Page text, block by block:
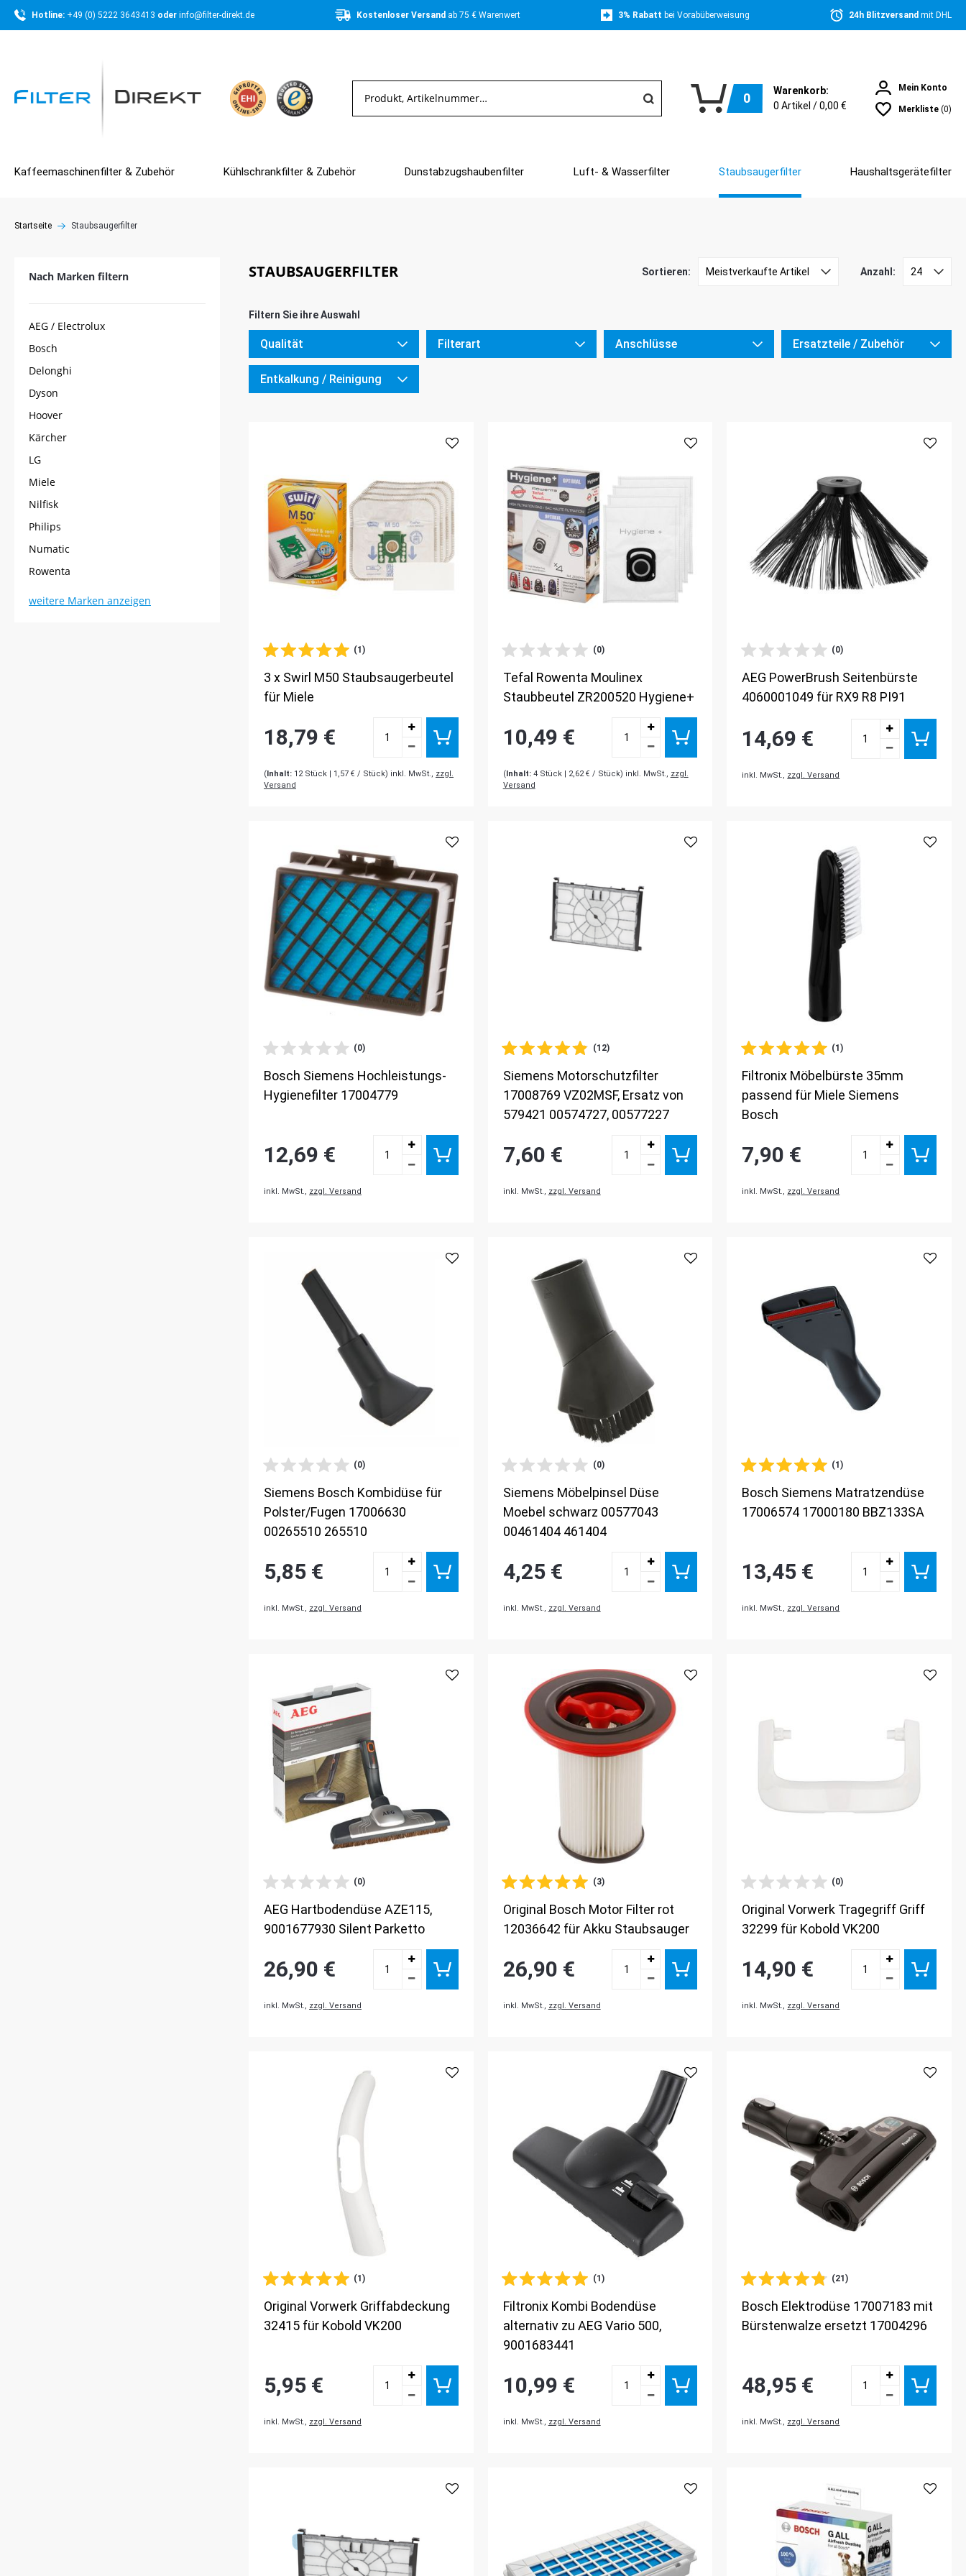
Hotline: +49 (0) 5222 3643413 oder info@filter-direkt.de Kostenloser Versand ab 75 € Warenwert 3% Rabatt bei Vorabüberweisung 24h Blitzversand mit DHL
0
Warenkorb:
0 Artikel /0,00 €
Mein Konto
Merkliste (0)
Kaffeemaschinenfilter & Zubehör Kühlschrankfilter & Zubehör Dunstabzugshaubenfilter Luft- & Wasserfilter Staubsaugerfilter Haushaltsgerätefilter
Startseite Staubsaugerfilter
AEG / Electrolux
Bosch
Delonghi
Dyson
Hoover
Kärcher
LG
Miele
Nilfisk
Philips
Numatic
Rowenta
weitere Marken anzeigen
Qualität Filterart Anschlüsse Ersatzteile / Zubehör
Entkalkung / Reinigung
STAUBSAUGERFILTER
(1)
3 x Swirl M50 Staubsaugerbeutel
für Miele
18,79 €
(Inhalt: 12 Stück | 1,57 € / Stück) inkl. MwSt., zzgl.
Versand
(0)
Tefal Rowenta Moulinex
Staubbeutel ZR200520 Hygiene+
10,49 €
(Inhalt:4 Stück| 2,62 € / Stück) inkl. MwSt., zzgl.
Versand
(0)
AEG PowerBrush Seitenbürste
4060001049 für RX9 R8 PI91
14,69 €
inkl. MwSt., zzgl. Versand
(0)
Bosch Siemens Hochleistungs-
Hygienefilter 17004779
12,69 €
inkl. MwSt., zzgl. Versand
(12)
Siemens Motorschutzfilter
17008769 VZ02MSF, Ersatz von
579421 00574727, 00577227
7,60 €
inkl. MwSt., zzgl. Versand
(1)
Filtronix Möbelbürste 35mm
passend für Miele Siemens
Bosch
7,90 €
inkl. MwSt., zzgl. Versand
(0)
Siemens Bosch Kombidüse für
Polster/Fugen 17006630
00265510 265510
5,85 €
inkl. MwSt., zzgl. Versand
(0)
Siemens Möbelpinsel Düse
Moebel schwarz 00577043
00461404 461404
4,25 €
inkl. MwSt., zzgl. Versand
(1)
Bosch Siemens Matratzendüse
17006574 17000180 BBZ133SA
13,45 €
inkl. MwSt., zzgl. Versand
(0)
AEG Hartbodendüse AZE115,
9001677930 Silent Parketto
26,90 €
inkl. MwSt., zzgl. Versand
(3)
Original Bosch Motor Filter rot
12036642 für Akku Staubsauger
26,90 €
inkl. MwSt., zzgl. Versand
(0)
Original Vorwerk Tragegriff Griff
32299 für Kobold VK200
14,90 €
inkl. MwSt., zzgl. Versand
(1)
Original Vorwerk Griffabdeckung
32415 für Kobold VK200
5,95 €
inkl. MwSt., zzgl. Versand
(1)
Filtronix Kombi Bodendüse
alternativ zu AEG Vario 500,
9001683441
10,99 €
inkl. MwSt., zzgl. Versand
(21)
Bosch Elektrodüse 17007183 mit
Bürstenwalze ersetzt 17004296
48,95 €
inkl. MwSt., zzgl. Versand